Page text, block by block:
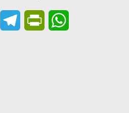
MessengerTelegramPrintFriendly